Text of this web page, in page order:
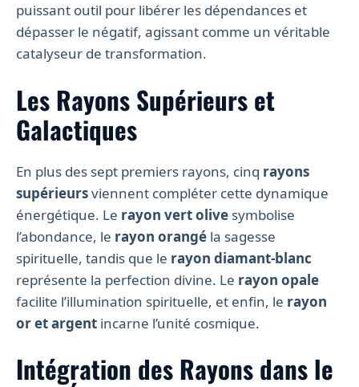
puissant outil pour libérer les dépendances et
dépasser le négatif, agissant comme un véritable
catalyseur de transformation.
Les Rayons Supérieurs et
Galactiques
En plus des sept premiers rayons, cinq rayons
supérieursviennent compléter cette dynamique
énergétique. Le rayon vert olive symbolise
l’abondance, le rayon orangé la sagesse
spirituelle, tandis que le rayon diamant-blanc
représente la perfection divine. Le rayon opale
facilite l’illumination spirituelle, et enfin, le rayon
or et argent incarne l’unité cosmique.
Intégration des Rayons dans le